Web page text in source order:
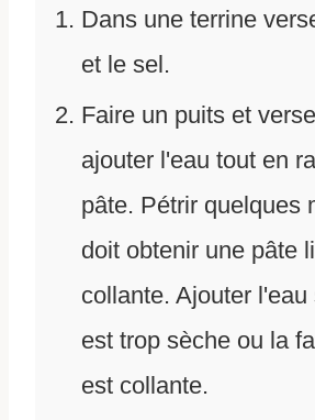
Dans une terrine
et le sel.
Faire un puits et
ajouter l'eau tout en
pâte. Pétrir quelques
doit obtenir une pâte
collante. Ajouter l'eau
est trop sèche ou la
est collante.